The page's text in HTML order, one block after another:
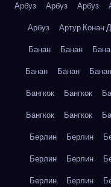
Арбуз Арбуз Арбуз
Арбуз
Артур Конан
Банан
Банан
Банан
Банан Банан
Бангкок
Бангкок
Бангкок
Бангкок
Берлин
Берлин
Берлин
Берлин
Берлин
Берлин